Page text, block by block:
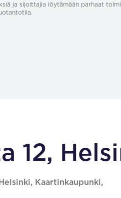
ja sijoittajia löytämään parhaat
12,
Kaartinkaupunki,